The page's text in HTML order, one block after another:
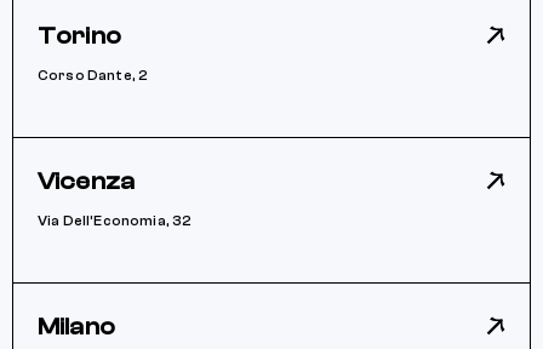
Torino
Corso Dante, 2
Vicenza
Via Dell’Economia, 32
Milano